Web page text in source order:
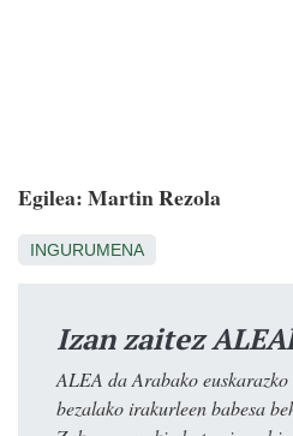
Egilea: Martin Rezola
INGURUMENA
Izan zaitez
ALEA da Arabako
bezalako irakurleen babesa